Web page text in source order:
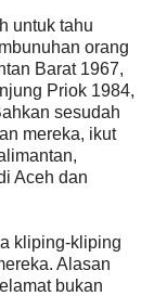
untuk tahu
orang
Barat 1967,
Priok 1984,
sesudah
mereka, ikut
Aceh dan
kliping-kliping
Alasan
bukan